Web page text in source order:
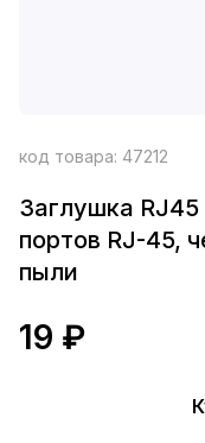
код товара: 47212
Заглушка
портов RJ-45,
пыли
19 ₽